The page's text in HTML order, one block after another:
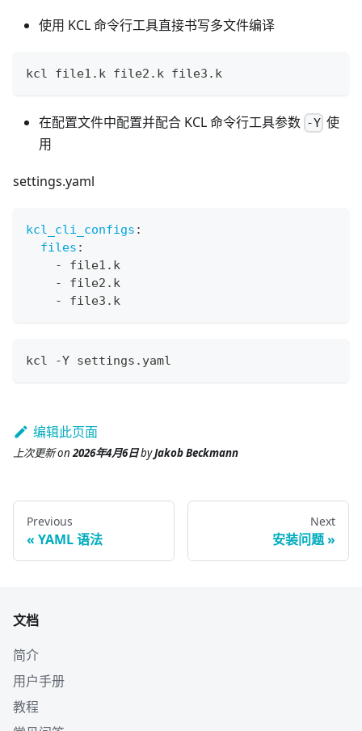
使用 KCL 命令行工具直接书写多文件编译
kcl file1.k file2.k file3.k
在配置文件中配置并配合 KCL 命令行工具参数 -Y 使
用
settings.yaml
kcl_cli_configs :
files :
-
file1.k
-
file2.k
-
file3.k
kcl -Y settings.yaml
编辑此页面
上次更新on2026年4月6日byJakob Beckmann
Previous
YAML 语法
Next
安装问题
文档
简介
用户手册
教程